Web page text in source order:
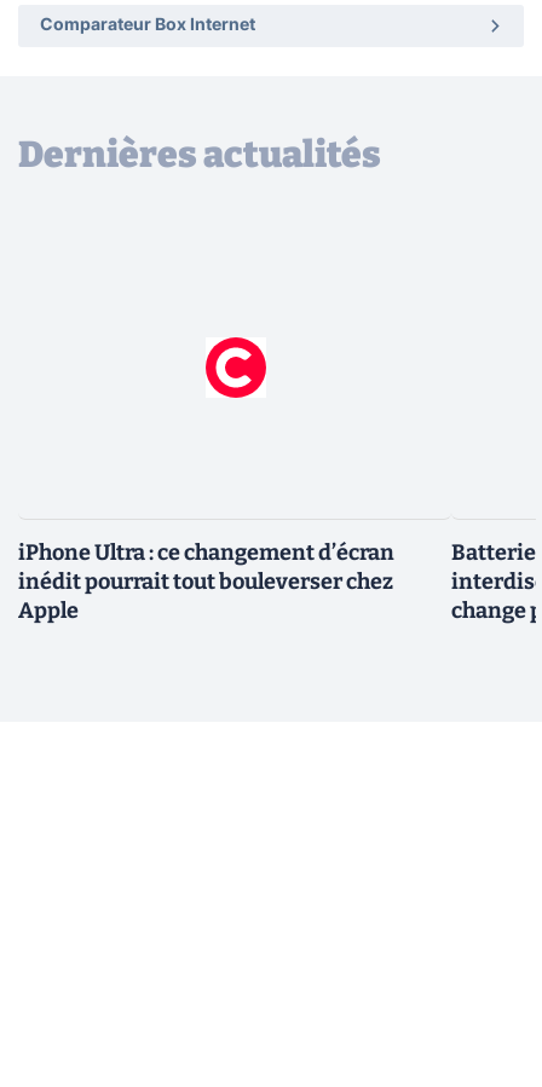
Comparateur Box Internet
Dernières actualités
iPhone Ultra : ce changement d’écran
inédit pourrait tout bouleverser chez
Apple
change